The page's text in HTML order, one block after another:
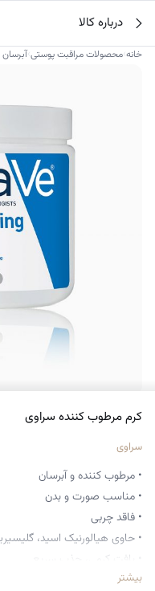
محتوا
جستجو در
درباره کالا
خانه›محصولات مراقبت پوستی›
کرم مرطوب کننده سراوی
سراوی
• مرطوب کننده و آبرسان
• مناسب صورت و بدن
• فاقد چربی
• حاوی هیالورنیک اسید، گلیسیرین و 3 سرامید
• بافت کرمی، جذب سریع
• مغذی و تقویت کننده
بیشتر